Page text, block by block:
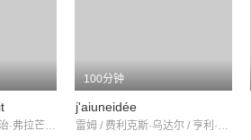
维维亚娜·罗曼塞 / 乔治·弗拉芒 / 马塞尔·达里奥
100分钟
j'aiuneidée
雷姆 / 费利克斯·乌达尔 / 亨利·普蓬